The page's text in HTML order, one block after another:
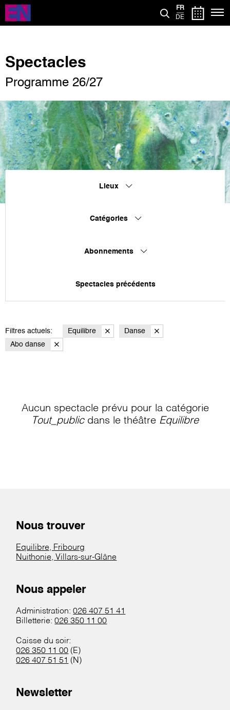
Aller
contenu
FR
DE
Spectacles
Programme 26/27
Lieux
Catégories
Abonnements
Spectacles précédents
Filtres actuels: Equilibre
Danse
Abo danse
Aucun spectacle prévu pour la catégorie
Tout_publicdans le théâtre Equilibre
Nous trouver
Equilibre, Fribourg
Nuithonie, Villars-sur-Glâne
Nous appeler
Administration:026 407 51 41
Billetterie:026 350 11 00
Caisse du soir:
026 350 11 00 (E)
026 407 51 51 (N)
Newsletter